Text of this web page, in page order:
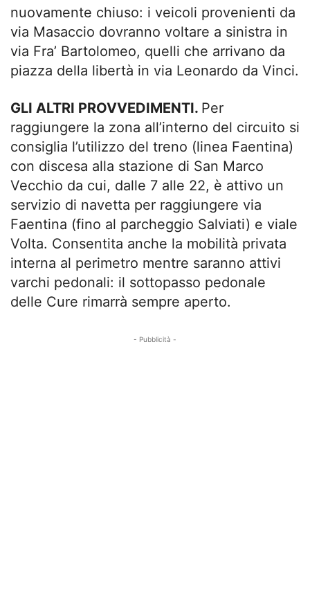
nuovamente chiuso: i veicoli provenienti da
via Masaccio dovranno voltare a sinistra in
via Fra’ Bartolomeo, quelli che arrivano da
piazza della libertà in via Leonardo da Vinci.
GLI ALTRI PROVVEDIMENTI. Per
raggiungere la zona all’interno del circuito si
consiglia l’utilizzo del treno (linea Faentina)
con discesa alla stazione di San Marco
Vecchio da cui, dalle 7 alle 22, è attivo un
servizio di navetta per raggiungere via
Faentina (fino al parcheggio Salviati) e viale
Volta. Consentita anche la mobilità privata
interna al perimetro mentre saranno attivi
varchi pedonali: il sottopasso pedonale
delle Cure rimarrà sempre aperto.
- Pubblicità -